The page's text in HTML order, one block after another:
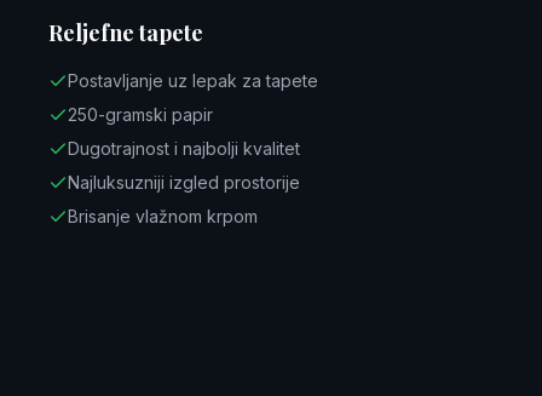
Reljefne tapete
Postavljanje uz lepak za tapete
250-gramski papir
Dugotrajnost i najbolji kvalitet
Najluksuzniji izgled prostorije
Brisanje vlažnom krpom